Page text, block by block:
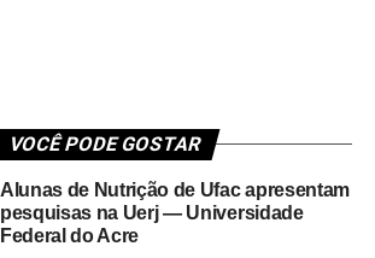
VOCÊ PODE GOSTAR
Alunas de Nutrição de Ufac apresentam
pesquisas na Uerj — Universidade
Federal do Acre